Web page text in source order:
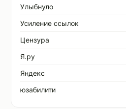
Улыбнуло
Усиление ссылок
Цензура
Я.ру
Яндекс
юзабилити